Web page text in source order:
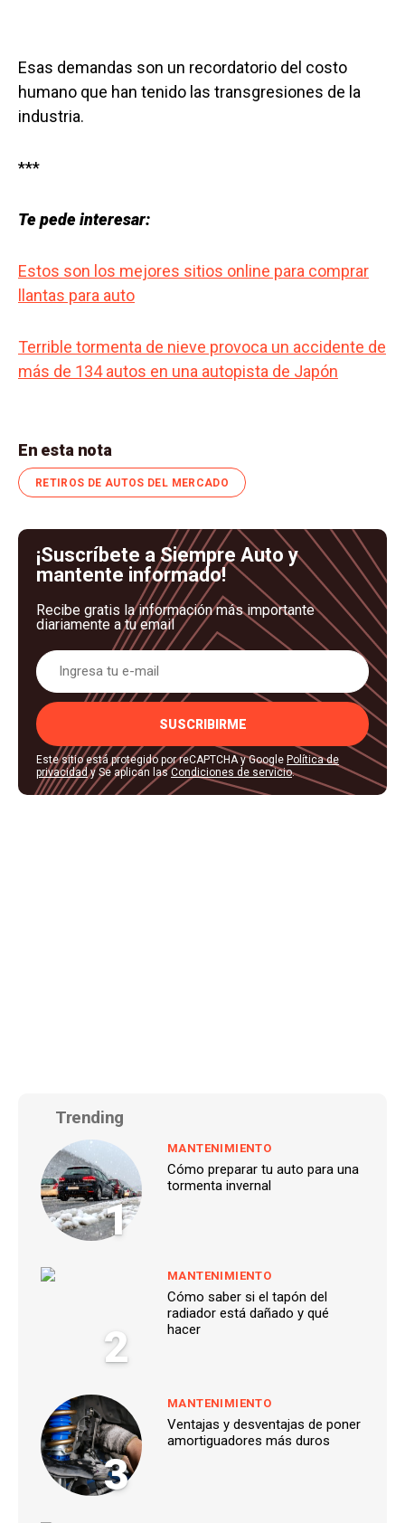
Esas demandas son un recordatorio del costo
humano que han tenido las transgresiones de la
industria.
***
Te pede interesar:
Estos son los mejores sitios online para comprar
llantas para auto
Terrible tormenta de nieve provoca un accidente de
más de 134 autos en una autopista de Japón
En esta nota
RETIROS DE AUTOS DEL MERCADO
¡Suscríbete a Siempre Auto y
mantente informado!
Recibe gratis la información más importante
diariamente a tu email
SUSCRIBIRME
Este sitio está protegido por reCAPTCHA y Google Política de
privacidady Se aplican lasCondiciones de servicio.
Trending
1
MANTENIMIENTO
Cómo preparar tu auto para una
tormenta invernal
2
MANTENIMIENTO
Cómo saber si el tapón del
radiador está dañado y qué
hacer
3
MANTENIMIENTO
Ventajas y desventajas de poner
amortiguadores más duros